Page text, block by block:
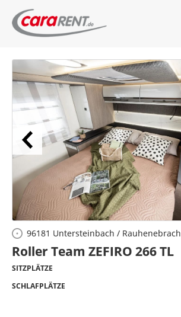
96181 Untersteinbach / Rauhenebrach
Roller Team ZEFIRO 266 TL
SITZPLÄTZE
SCHLAFPLÄTZE